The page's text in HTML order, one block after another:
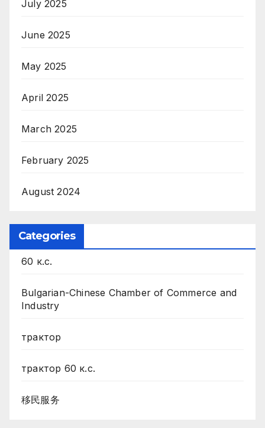
July 2025
June 2025
May 2025
April 2025
March 2025
February 2025
August 2024
Categories
60 к.с.
Bulgarian-Chinese Chamber of Commerce and
Industry
трактор
трактор 60 к.с.
移民服务